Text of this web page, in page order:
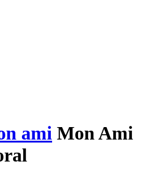
ami Mon Ami